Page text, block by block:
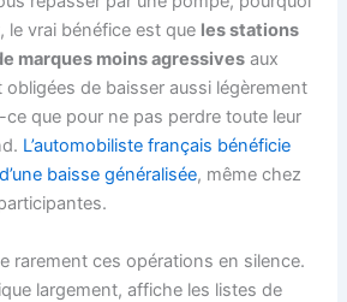
le vrai bénéfice est que les stations
marques moins agressives aux
de baisser aussi légèrement
que pour ne pas perdre toute leur
L’automobiliste français bénéficie
baisse généralisée, même chez
rarement ces opérations en silence.
largement, affiche les listes de